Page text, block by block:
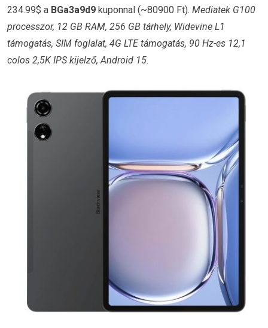
234.99$ a BGa3a9d9 kuponnal (~80900 Ft). Mediatek G100
processzor, 12 GB RAM, 256 GB tárhely, Widevine L1
támogatás, SIM foglalat, 4G LTE támogatás, 90 Hz-es 12,1
colos 2,5K IPS kijelző, Android 15.